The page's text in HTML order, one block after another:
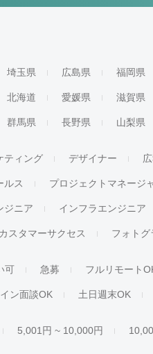
埼玉県 広島県 福岡県
北海道 愛媛県 滋賀県
群馬県 長野県 山梨県
ティング デザイナー
ルス プロジェクトマネージ
ジニア インフラエンジニア
カスタマーサクセス フォトグ
可 急募 フルリモート
ン面談OK 土日週末OK
5,001円 ~ 10,000円